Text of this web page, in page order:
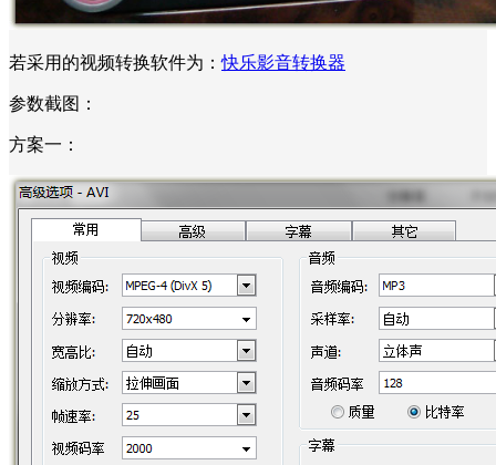
若采用的视频转换软件为：快乐影音转换器
参数截图：
方案一：